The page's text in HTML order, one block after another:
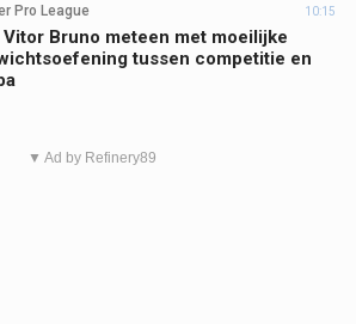
Pro League 10:15
Vitor Bruno meteen met moeilijke
tussen competitie en
▼ Ad by Refinery89